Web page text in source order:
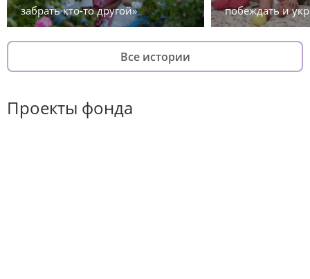
забрать кто-то другой»
побеждать и
Все истории
Проекты фонда